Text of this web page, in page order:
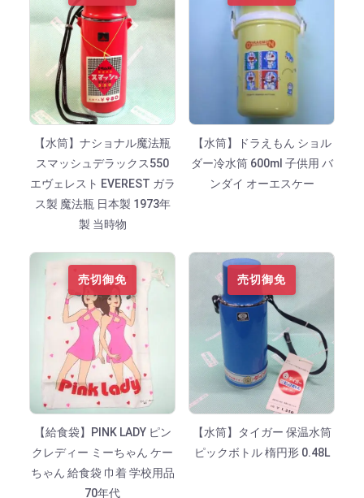
【水筒】ナショナル魔法瓶
スマッシュデラックス550
エヴェレスト EVEREST ガラ
ス製 魔法瓶 日本製 1973年
製 当時物
【水筒】ドラえもん ショル
ダー冷水筒 600ml 子供用 バ
ンダイ オーエスケー
売切御免
【給食袋】PINK LADY ピン
クレディー ミーちゃん ケー
ちゃん 給食袋 巾着 学校用品
70年代
売切御免
【水筒】タイガー 保温水筒
ピックボトル 楕円形 0.48L